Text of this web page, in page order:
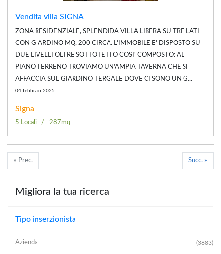
Vendita villa SIGNA
ZONA RESIDENZIALE, SPLENDIDA VILLA LIBERA SU TRE LATI
CON GIARDINO MQ. 200 CIRCA. L'IMMOBILE E' DISPOSTO SU
DUE LIVELLI OLTRE SOTTOTETTO COSI' COMPOSTO: AL
PIANO TERRENO TROVIAMO UN'AMPIA TAVERNA CHE SI
AFFACCIA SUL GIARDINO TERGALE DOVE CI SONO UN G...
04 febbraio 2025
Signa
5 Locali 287mq
« Prec. Succ. »
Migliora la tua ricerca
Tipo inserzionista
Azienda (3883)